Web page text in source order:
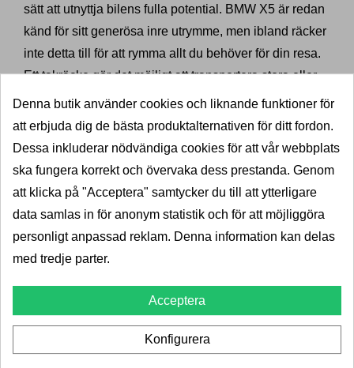
sätt att utnyttja bilens fulla potential. BMW X5 är redan
känd för sitt generösa inre utrymme, men ibland räcker
inte detta till för att rymma allt du behöver för din resa.
Ett takräcke gör det möjligt att transportera stora eller
skrymmande föremål, som cyklar, takboxar eller
skidutrustning, utan att överbelasta bilens interiör.
Detta betyder att du kan hålla din bils inre organiserad
och fri från överflödiga laster, vilket bidrar till en mer
bekväm och säker körning.
Dessutom kan ett takräcke förbättra din BMW X5:s
estetiska utseende. Det ger en robust och äventyrlig
look, som kompletterar bilens sportiga karaktär.
Oavsett om du planerar en weekendresa eller behöver
extra utrymme för familjens utrustning, ger ett takräcke
dig den flexibilitet och funktionalitet du behöver för att
göra varje resa smidigare och mer njutbar.
Denna butik använder cookies och liknande funktioner för
att erbjuda dig de bästa produktalternativen för ditt fordon.
Dessa inkluderar nödvändiga cookies för att vår webbplats
ska fungera korrekt och övervaka dess prestanda. Genom
att klicka på "Acceptera" samtycker du till att ytterligare
data samlas in för anonym statistik och för att möjliggöra
personligt anpassad reklam. Denna information kan delas
med tredje parter.
Acceptera
Konfigurera